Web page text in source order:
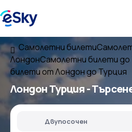
Самолетни билети
ЛондонСамолетни билети до
билети от Лондон до Турция
Лондон Турция-
Двупосочен